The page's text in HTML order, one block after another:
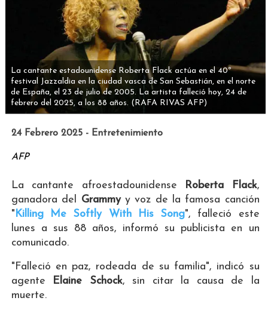
La cantante estadounidense Roberta Flack actúa en el 40º
festival Jazzaldia en la ciudad vasca de San Sebastián, en el norte
de España, el 23 de julio de 2005. La artista falleció hoy, 24 de
febrero del 2025, a los 88 años. (RAFA RIVAS AFP)
24 Febrero 2025 - Entretenimiento
AFP
La cantante afroestadounidense Roberta Flack,
ganadora del Grammyy voz de la famosa canción
" Killing Me Softly With His Song", falleció este
lunes a sus 88 años, informó su publicista en un
comunicado.
"Falleció en paz, rodeada de su familia", indicó su
agente
Elaine Schock, sin citar la causa de la
muerte.